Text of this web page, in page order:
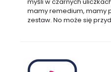
mamy remedium, mamy
zestaw. No może się